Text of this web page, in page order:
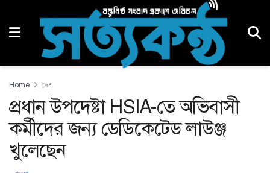
Home দেশ
প্রধান উপদেষ্টা HSIA-তে অভিবাসী
কর্মীদের জন্য ডেডিকেটেড লাউঞ্জ
খুলেছেন